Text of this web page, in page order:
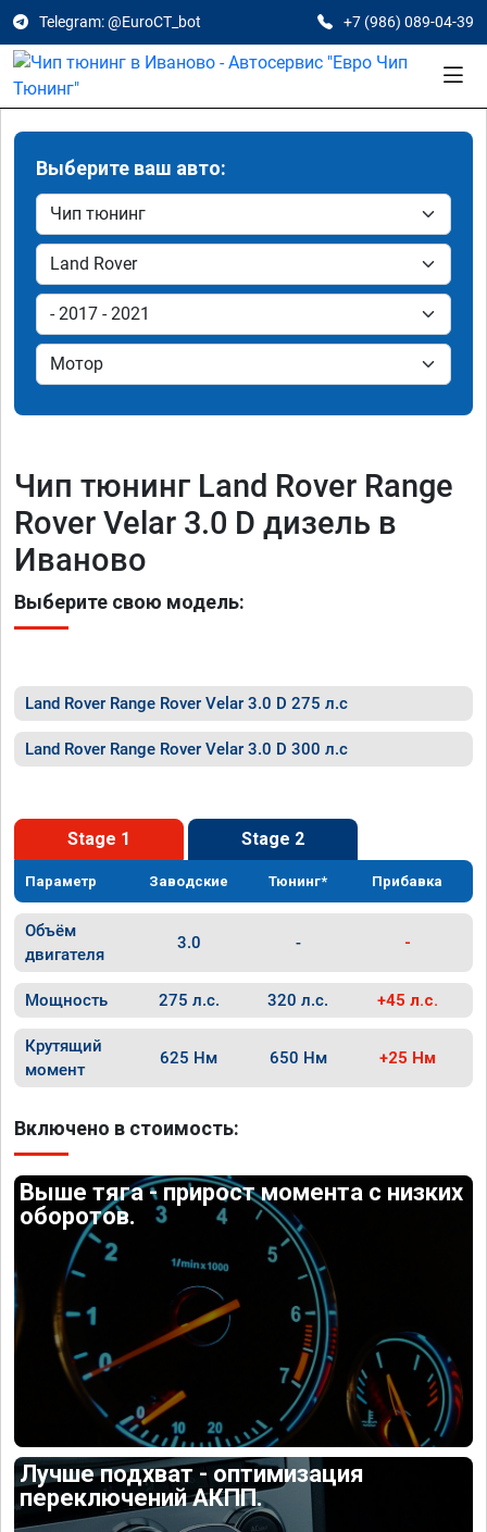
Telegram: @EuroCT_bot +7 (986) 089-04-39
Выберите ваш авто:
Чип тюнинг Land Rover Range
Rover Velar 3.0 D дизель в
Иваново
Выберите свою модель:
Land Rover Range Rover Velar 3.0 D 275 л.с
Land Rover Range Rover Velar 3.0 D 300 л.с
Stage 1 Stage 2
Параметр Заводские Тюнинг* Прибавка
Объём
двигателя
3.0 - -
Мощность 275 л.с. 320 л.с. +45 л.с.
Крутящий
момент
625 Нм 650 Нм +25 Нм
Включено в стоимость:
Выше тяга - прирост момента с низких
оборотов.
Лучше подхват - оптимизация
переключений АКПП.